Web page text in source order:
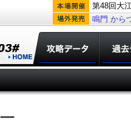
第48回大
鳴門 から